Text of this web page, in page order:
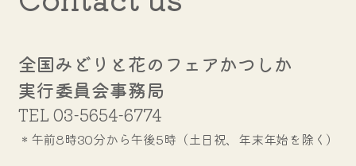
全国みどりと花のフェアかつしか
実行委員会事務局
TEL 03-5654-6774
＊午前8時30分から午後5時（土日祝、年末年始を除く）